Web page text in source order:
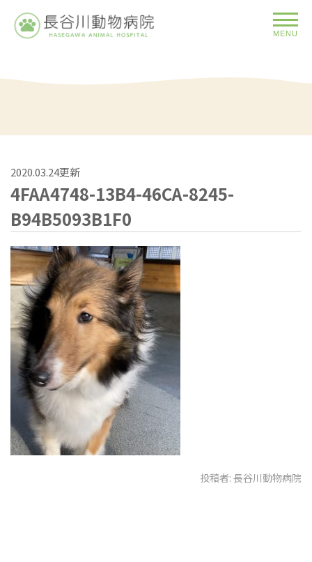
MENU
2020.03.24更新
4FAA4748-13B4-46CA-8245-
B94B5093B1F0
投稿者: 長谷川動物病院